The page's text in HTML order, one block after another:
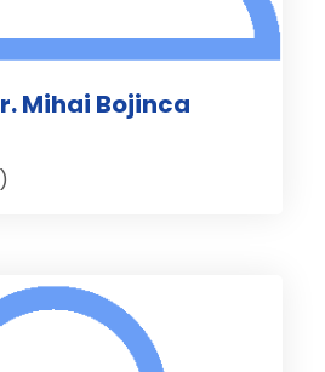
Mihai Bojinca